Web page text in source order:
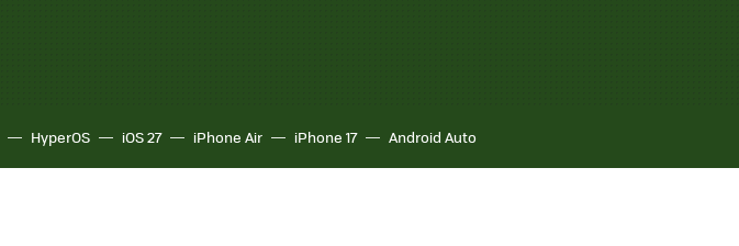
HyperOS iOS 27 iPhone Air iPhone 17 Android Auto